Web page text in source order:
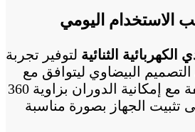
الاستخدام اليومي
الثنائية لتوفير تجربة
البيضاوي ليتوافق مع
أشكال الثدي المختلفة مع إمكانية الدوران بزاوية 360
تثبيت الجهاز بصورة مناسبة